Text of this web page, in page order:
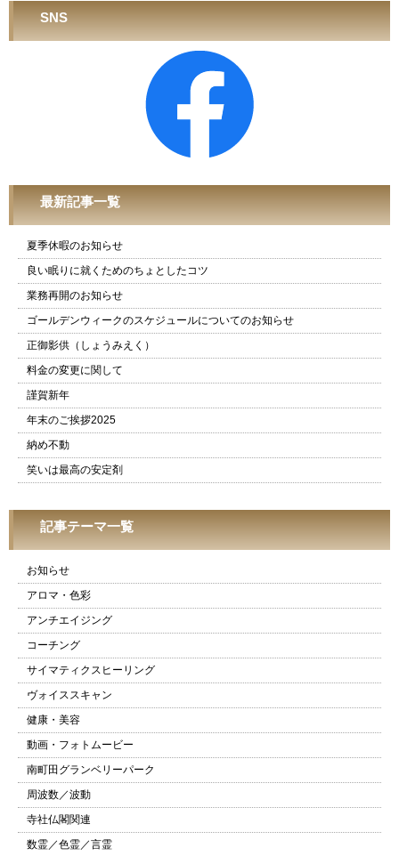
SNS
最新記事一覧
夏季休暇のお知らせ
良い眠りに就くためのちょとしたコツ
業務再開のお知らせ
ゴールデンウィークのスケジュールについてのお知らせ
正御影供（しょうみえく）
料金の変更に関して
謹賀新年
年末のご挨拶2025
納め不動
笑いは最高の安定剤
記事テーマ一覧
お知らせ
アロマ・色彩
アンチエイジング
コーチング
サイマティクスヒーリング
ヴォイススキャン
健康・美容
動画・フォトムービー
南町田グランベリーパーク
周波数／波動
寺社仏閣関連
数霊／色霊／言霊